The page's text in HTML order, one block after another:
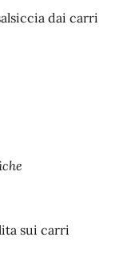
dai carri
sui carri